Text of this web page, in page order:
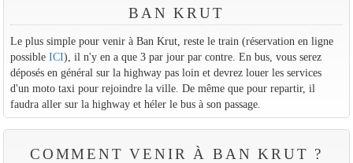
BAN KRUT
Le plus simple pour venir à Ban Krut, reste le train (réservation en ligne
possible ICI), il n'y en a que 3 par jour par contre. En bus, vous serez
déposés en général sur la highway pas loin et devrez louer les services
d'un moto taxi pour rejoindre la ville. De même que pour repartir, il
faudra aller sur la highway et héler le bus à son passage.
COMMENT VENIR À BAN KRUT ?